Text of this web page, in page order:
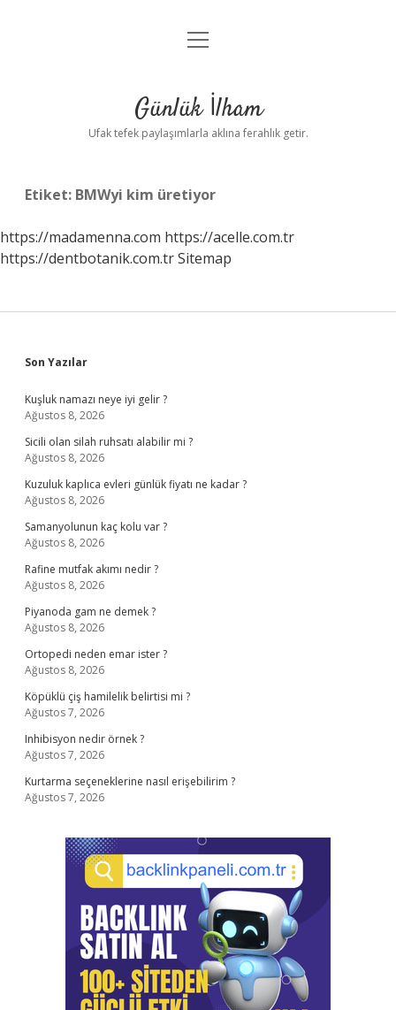
Anasayfa
Yasal Uyarı
menüyü
Günlük İlham
Ufak tefek paylaşımlarla aklına ferahlık getir.
Etiket: BMWyi kim üretiyor
https://madamenna.com https://acelle.com.tr
https://dentbotanik.com.trSitemap
Sidebar
Son Yazılar
Kuşluk namazı neye iyi gelir ?
Ağustos 8, 2026
Sicili olan silah ruhsatı alabilir mi ?
Ağustos 8, 2026
Kuzuluk kaplıca evleri günlük fiyatı ne kadar ?
Ağustos 8, 2026
Samanyolunun kaç kolu var ?
Ağustos 8, 2026
Rafine mutfak akımı nedir ?
Ağustos 8, 2026
Piyanoda gam ne demek ?
Ağustos 8, 2026
Ortopedi neden emar ister ?
Ağustos 8, 2026
Köpüklü çiş hamilelik belirtisi mi ?
Ağustos 7, 2026
Inhibisyon nedir örnek ?
Ağustos 7, 2026
Kurtarma seçeneklerine nasıl erişebilirim ?
Ağustos 7, 2026